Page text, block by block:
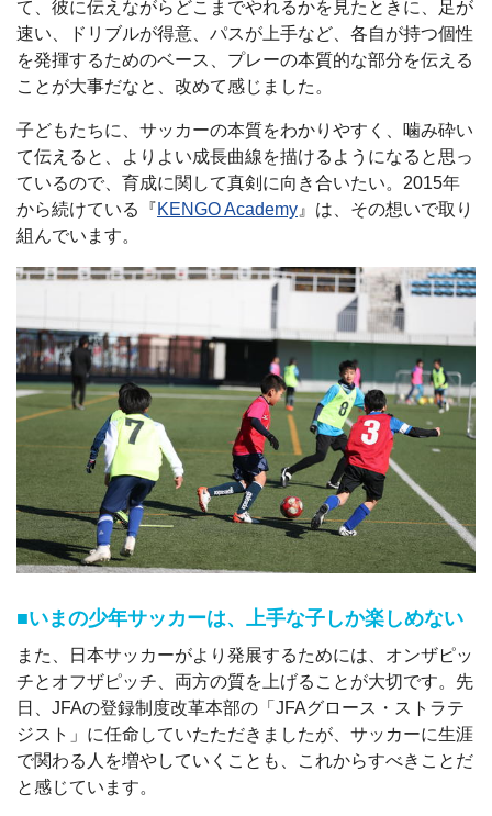
て、彼に伝えながらどこまでやれるかを見たときに、足が
速い、ドリブルが得意、パスが上手など、各自が持つ個性
を発揮するためのベース、プレーの本質的な部分を伝える
ことが大事だなと、改めて感じました。
子どもたちに、サッカーの本質をわかりやすく、噛み砕い
て伝えると、よりよい成長曲線を描けるようになると思っ
ているので、育成に関して真剣に向き合いたい。2015年
から続けている『KENGO Academy 』は、その想いで取り
組んでいます。
■いまの少年サッカーは、上手な子しか楽しめない
また、日本サッカーがより発展するためには、オンザピッ
チとオフザピッチ、両方の質を上げることが大切です。先
日、JFAの登録制度改革本部の「JFAグロース・ストラテ
ジスト」に任命していたただきましたが、サッカーに生涯
で関わる人を増やしていくことも、これからすべきことだ
と感じています。